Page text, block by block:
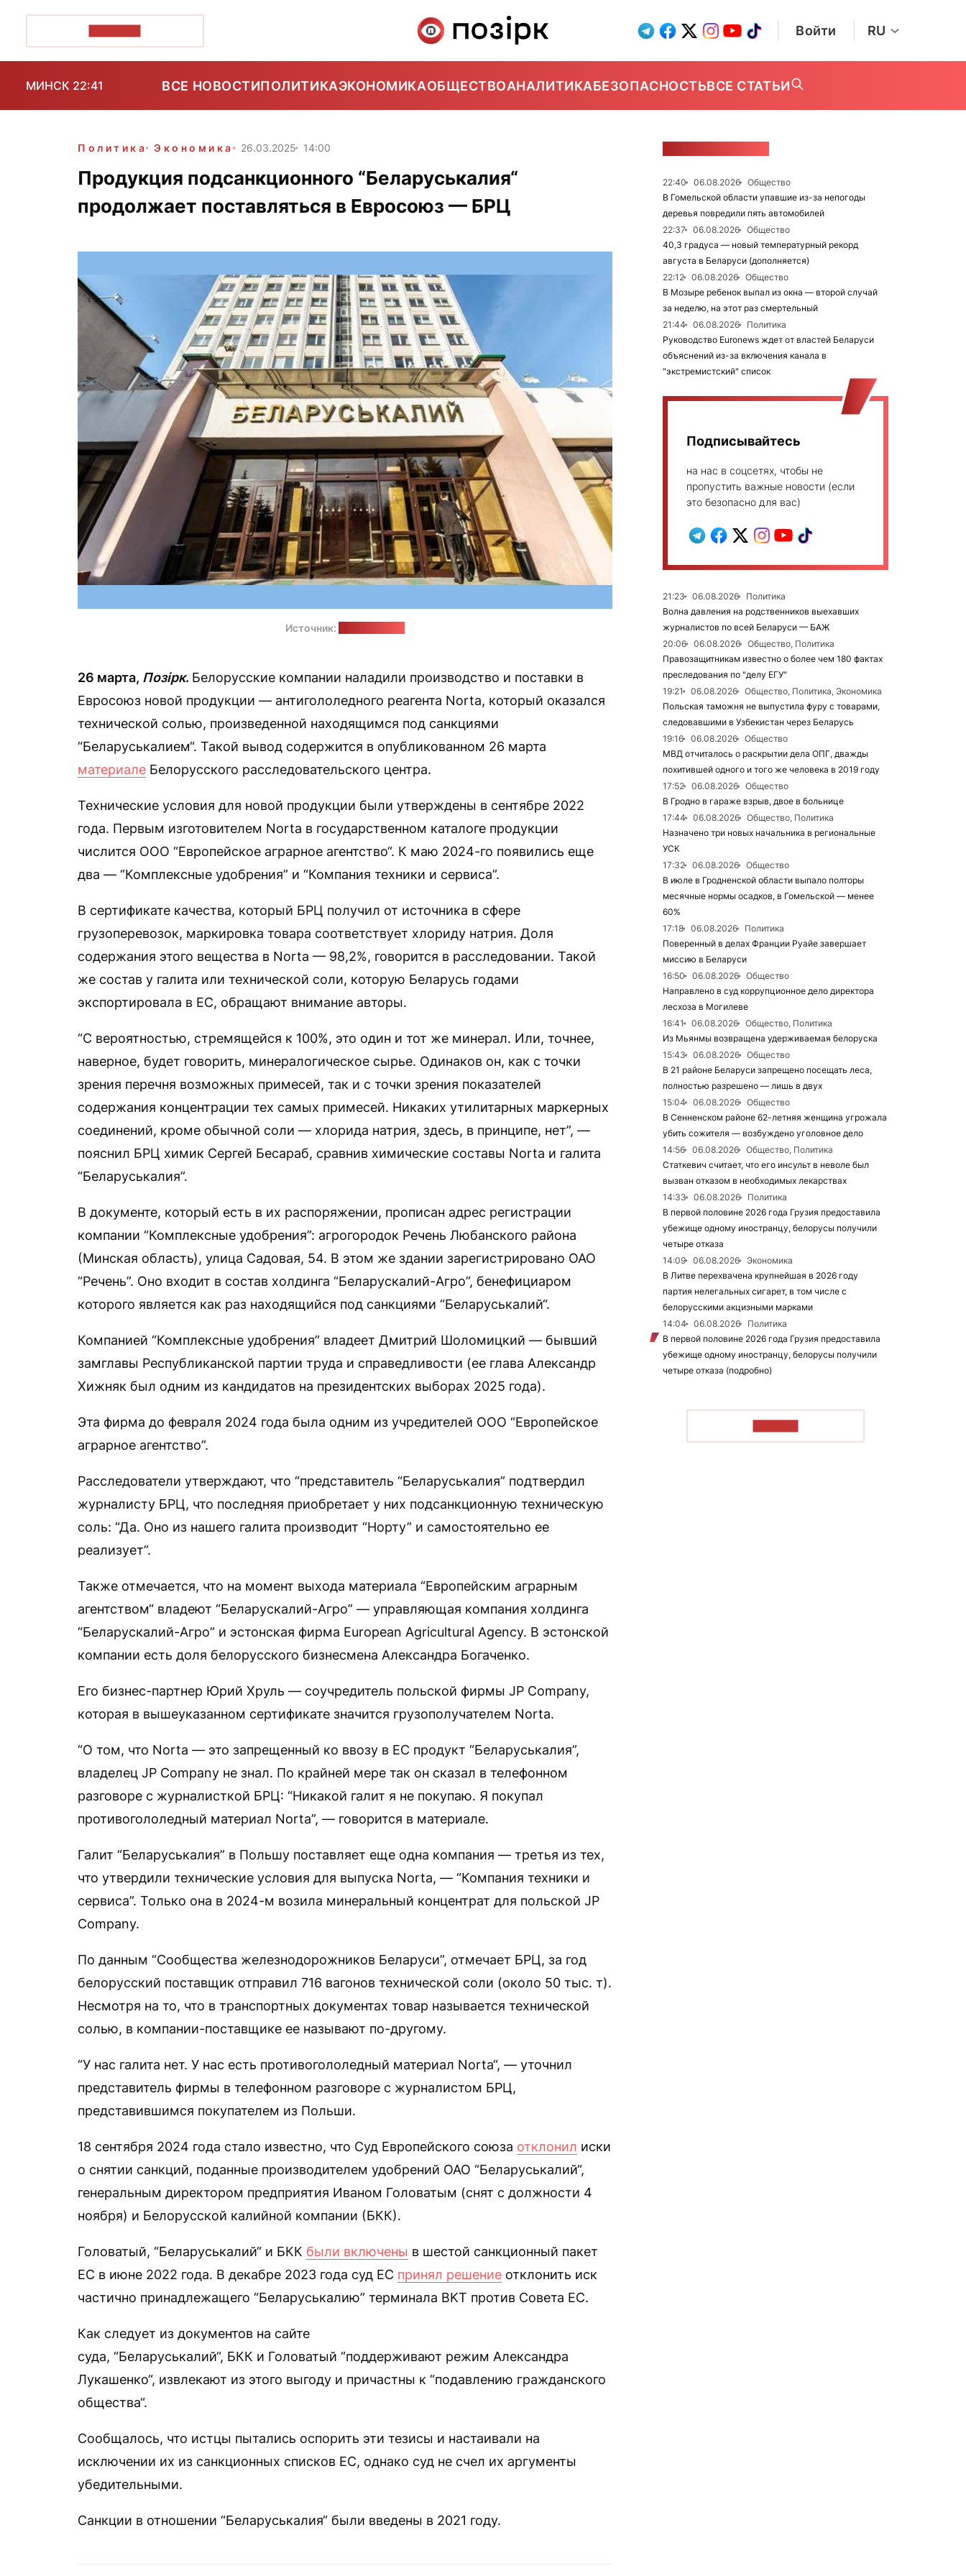
Войти RU
МИНСК 22:41 ВСЕ НОВОСТИПОЛИТИКАЭКОНОМИКАОБЩЕСТВОАНАЛИТИКАБЕЗОПАСНОСТЬВСЕ СТАТЬИ
Политика Экономика 26.03.2025 14:00
Продукция подсанкционного “Беларуськалия“
продолжает поставляться в Евросоюз — БРЦ
Источник:
26 марта, Позірк. Белорусские компании наладили производство и поставки в
Евросоюз новой продукции — антигололедного реагента Norta, который оказался
технической солью, произведенной находящимся под санкциями
“Беларуськалием“. Такой вывод содержится в опубликованном 26 марта
материале Белорусского расследовательского центра.
Технические условия для новой продукции были утверждены в сентябре 2022
года. Первым изготовителем Norta в государственном каталоге продукции
числится ООО “Европейское аграрное агентство“. К маю 2024-го появились еще
два — “Комплексные удобрения” и “Компания техники и сервиса”.
В сертификате качества, который БРЦ получил от источника в сфере
грузоперевозок, маркировка товара соответствует хлориду натрия. Доля
содержания этого вещества в Norta — 98,2%, говорится в расследовании. Такой
же состав у галита или технической соли, которую Беларусь годами
экспортировала в ЕС, обращают внимание авторы.
“С вероятностью, стремящейся к 100%, это один и тот же минерал. Или, точнее,
наверное, будет говорить, минералогическое сырье. Одинаков он, как с точки
зрения перечня возможных примесей, так и с точки зрения показателей
содержания концентрации тех самых примесей. Никаких утилитарных маркерных
соединений, кроме обычной соли — хлорида натрия, здесь, в принципе, нет”, —
пояснил БРЦ химик Сергей Бесараб, сравнив химические составы Norta и галита
“Беларуськалия”.
В документе, который есть в их распоряжении, прописан адрес регистрации
компании “Комплексные удобрения”: агрогородок Речень Любанского района
(Минская область), улица Садовая, 54. В этом же здании зарегистрировано ОАО
“Речень”. Оно входит в состав холдинга “Беларускалий-Агро”, бенефициаром
которого является как раз находящийся под санкциями “Беларуськалий“.
Компанией “Комплексные удобрения” владеет Дмитрий Шоломицкий — бывший
замглавы Республиканской партии труда и справедливости (ее глава Александр
Хижняк был одним из кандидатов на президентских выборах 2025 года).
Эта фирма до февраля 2024 года была одним из учредителей ООО “Европейское
аграрное агентство”.
Расследователи утверждают, что “представитель “Беларуськалия” подтвердил
журналисту БРЦ, что последняя приобретает у них подсанкционную техническую
соль: “Да. Оно из нашего галита производит “Норту” и самостоятельно ее
реализует”.
Также отмечается, что на момент выхода материала “Европейским аграрным
агентством“ владеют “Беларускалий-Агро” — управляющая компания холдинга
“Беларускалий-Агро” и эстонская фирма European Agricultural Agency. В эстонской
компании есть доля белорусского бизнесмена Александра Богаченко.
Его бизнес-партнер Юрий Хруль — соучредитель польской фирмы JP Company,
которая в вышеуказанном сертификате значится грузополучателем Norta.
“О том, что Norta — это запрещенный ко ввозу в ЕС продукт “Беларуськалия”,
владелец JP Company не знал. По крайней мере так он сказал в телефонном
разговоре с журналисткой БРЦ: “Никакой галит я не покупаю. Я покупал
противогололедный материал Norta”, — говорится в материале.
Галит “Беларуськалия” в Польшу поставляет еще одна компания — третья из тех,
что утвердили технические условия для выпуска Norta, — “Компания техники и
сервиса”. Только она в 2024-м возила минеральный концентрат для польской JP
Company.
По данным “Сообщества железнодорожников Беларуси”, отмечает БРЦ, за год
белорусский поставщик отправил 716 вагонов технической соли (около 50 тыс. т).
Несмотря на то, что в транспортных документах товар называется технической
солью, в компании-поставщике ее называют по-другому.
“У нас галита нет. У нас есть противогололедный материал Norta“, — уточнил
представитель фирмы в телефонном разговоре с журналистом БРЦ,
представившимся покупателем из Польши.
18 сентября 2024 года стало известно, что Суд Европейского союза отклонил иски
о снятии санкций, поданные производителем удобрений ОАО “Беларуськалий“,
генеральным директором предприятия Иваном Головатым (снят с должности 4
ноября) и Белорусской калийной компании (БКК).
Головатый, “Беларуськалий“ и БКК были включены в шестой санкционный пакет
ЕС в июне 2022 года. В декабре 2023 года суд ЕС принял решение отклонить иск
частично принадлежащего “Беларуськалию” терминала BKT против Совета ЕС.
Как следует из документов на сайте
суда, “Беларуськалий“, БКК и Головатый “поддерживают режим Александра
Лукашенко“, извлекают из этого выгоду и причастны к “подавлению гражданского
общества“.
Сообщалось, что истцы пытались оспорить эти тезисы и настаивали на
исключении их из санкционных списков ЕС, однако суд не счел их аргументы
убедительными.
Санкции в отношении “Беларуськалия“ были введены в 2021 году.
22:40 06.08.2026
Общество
В Гомельской области упавшие из-за непогоды
деревья повредили пять автомобилей
22:37
06.08.2026
Общество
40,3 градуса — новый температурный рекорд
августа в Беларуси (дополняется)
22:12
06.08.2026
Общество
В Мозыре ребенок выпал из окна — второй случай
за неделю, на этот раз смертельный
21:44
06.08.2026
Политика
Руководство Euronews ждет от властей Беларуси
объяснений из-за включения канала в
"экстремистский" список
Подписывайтесь
на нас в соцсетях, чтобы не
пропустить важные новости (если
это безопасно для вас)
21:23 06.08.2026
Политика
Волна давления на родственников выехавших
журналистов по всей Беларуси — БАЖ
20:06
06.08.2026
Общество, Политика
Правозащитникам известно о более чем 180 фактах
преследования по "делу ЕГУ"
19:21
06.08.2026
Общество, Политика, Экономика
Польская таможня не выпустила фуру с товарами,
следовавшими в Узбекистан через Беларусь
19:16
06.08.2026
Общество
МВД отчиталось о раскрытии дела ОПГ, дважды
похитившей одного и того же человека в 2019 году
17:52
06.08.2026
Общество
В Гродно в гараже взрыв, двое в больнице
17:44
06.08.2026
Общество, Политика
Назначено три новых начальника в региональные
УСК
17:32
06.08.2026
Общество
В июле в Гродненской области выпало полторы
месячные нормы осадков, в Гомельской — менее
60%
17:18
06.08.2026
Политика
Поверенный в делах Франции Руайе завершает
миссию в Беларуси
16:50
06.08.2026
Общество
Направлено в суд коррупционное дело директора
лесхоза в Могилеве
16:41
06.08.2026
Общество, Политика
Из Мьянмы возвращена удерживаемая белоруска
15:43
06.08.2026
Общество
В 21 районе Беларуси запрещено посещать леса,
полностью разрешено — лишь в двух
15:04
06.08.2026
Общество
В Сенненском районе 62-летняя женщина угрожала
убить сожителя — возбуждено уголовное дело
14:56
06.08.2026
Общество, Политика
Статкевич считает, что его инсульт в неволе был
вызван отказом в необходимых лекарствах
14:33
06.08.2026
Политика
В первой половине 2026 года Грузия предоставила
убежище одному иностранцу, белорусы получили
четыре отказа
14:09
06.08.2026
Экономика
В Литве перехвачена крупнейшая в 2026 году
партия нелегальных сигарет, в том числе с
белорусскими акцизными марками
14:04
06.08.2026
Политика
В первой половине 2026 года Грузия предоставила
убежище одному иностранцу, белорусы получили
четыре отказа (подробно)